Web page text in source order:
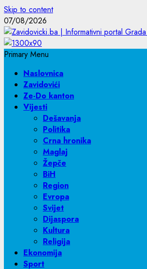
Skip to content
07/08/2026
Primary Menu
Naslovnica
Zavidovići
Ze-Do kanton
Vijesti
Dešavanja
Politika
Crna hronika
Maglaj
Žepče
BiH
Region
Evropa
Svijet
Dijaspora
Kultura
Religija
Ekonomija
Sport